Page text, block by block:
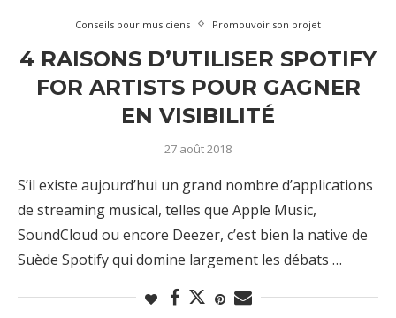
Conseils pour musiciens Promouvoir son projet
4 RAISONS D’UTILISER SPOTIFY
FOR ARTISTS POUR GAGNER
EN VISIBILITÉ
27 août 2018
S’il existe aujourd’hui un grand nombre d’applications
de streaming musical, telles que Apple Music,
SoundCloud ou encore Deezer, c’est bien la native de
Suède Spotify qui domine largement les débats …